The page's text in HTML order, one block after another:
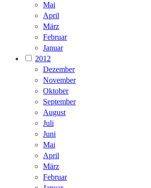
Mai
April
März
Februar
Januar
2012
Dezember
November
Oktober
September
August
Juli
Juni
Mai
April
März
Februar